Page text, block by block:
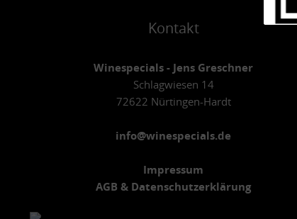
Kontakt
Winespecials - Jens Greschner
Schlagwiesen 14
72622 Nürtingen-Hardt
info@winespecials.de
Impressum
AGB & Datenschutzerklärung